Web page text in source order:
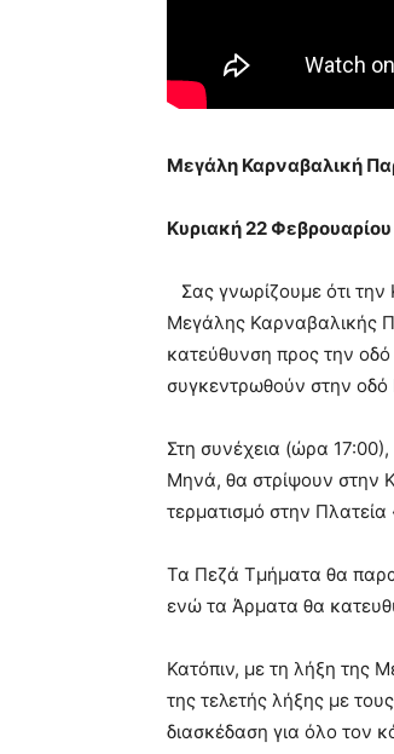
Mεγάλη Καρναβαλική
Κυριακή 22
Σας γνωρίζουμε ότι
Μεγάλης Καρναβαλικής
κατεύθυνση προς την
συγκεντρωθούν στην
Στη συνέχεια (ώρα
Μηνά, θα στρίψουν στην
τερματισμό στην
Τα Πεζά Τμήματα θα
ενώ τα Άρματα θα
Κατόπιν, με τη λήξη της
της τελετής λήξης με
διασκέδαση για όλο τον